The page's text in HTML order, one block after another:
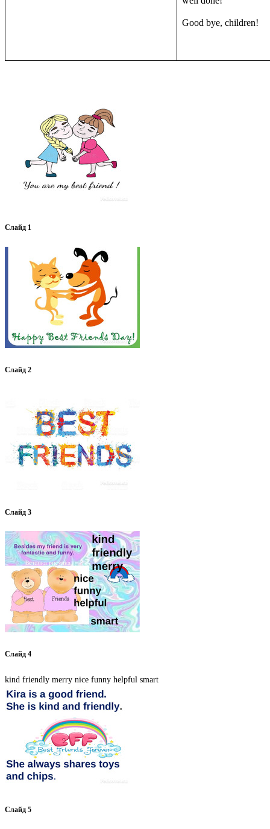
Good bye, children!
Слайд 1
Слайд 2
Слайд 3
Слайд 4
kind friendly merry nice funny helpful smart
Слайд 5